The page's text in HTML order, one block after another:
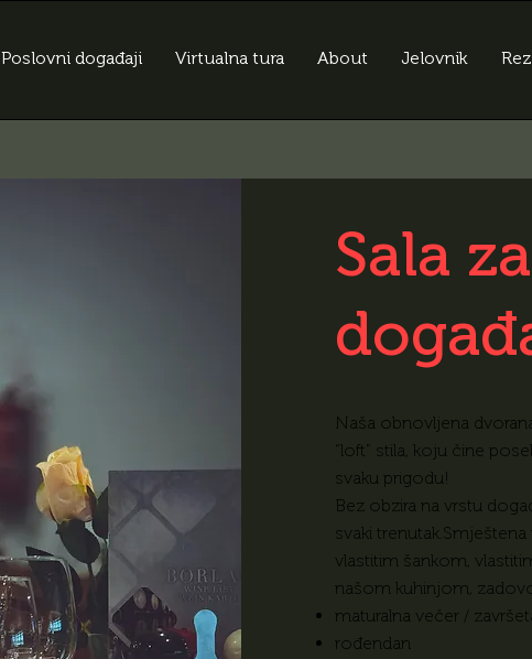
Poslovni događaji Virtualna tura About Jelovnik
Sala
Naša obnovljena
“loft” stila, koju čine
svaku prigodu!
Bez obzira na vrstu
svaki
vlastitim šankom,
našom kuhinjom,
maturalna večer /
rođendan